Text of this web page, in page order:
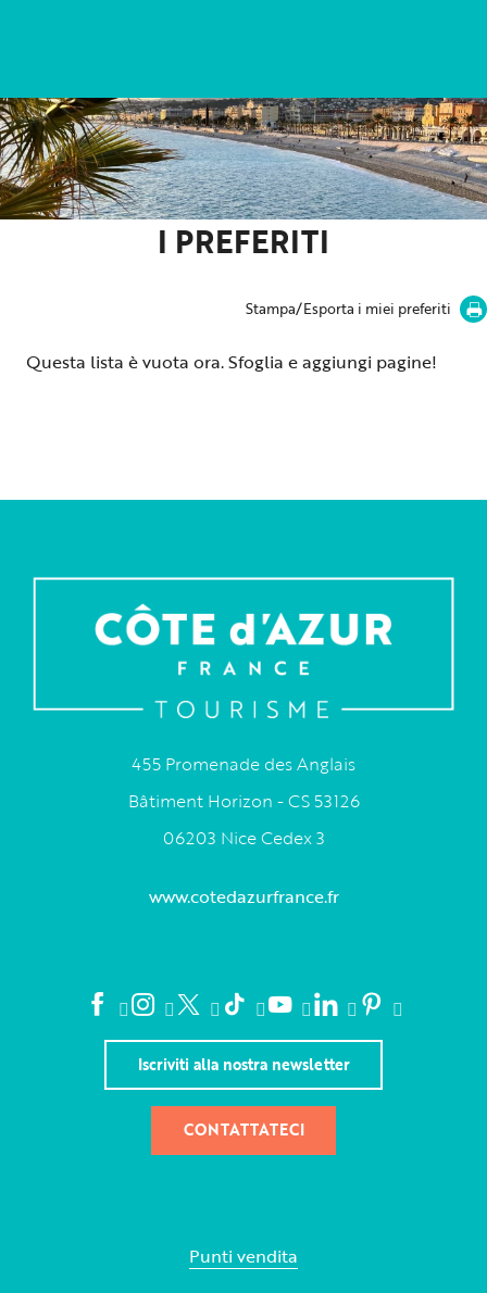
principal
I PREFERITI
Stampa/Esporta i miei preferiti
Questa lista è vuota ora. Sfoglia e aggiungi pagine!
455 Promenade des Anglais
Bâtiment Horizon - CS 53126
06203 Nice Cedex 3
www.cotedazurfrance.fr
Iscriviti alla nostra newsletter
CONTATTATECI
Punti vendita